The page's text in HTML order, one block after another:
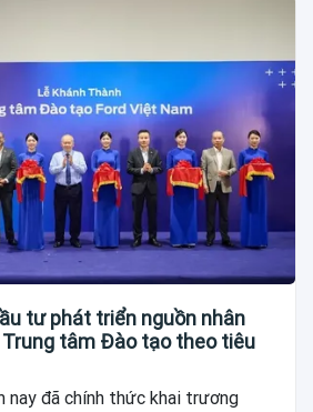
tư phát triển nguồn nhân
Trung tâm Đào tạo theo tiêu
nay đã chính thức khai trương